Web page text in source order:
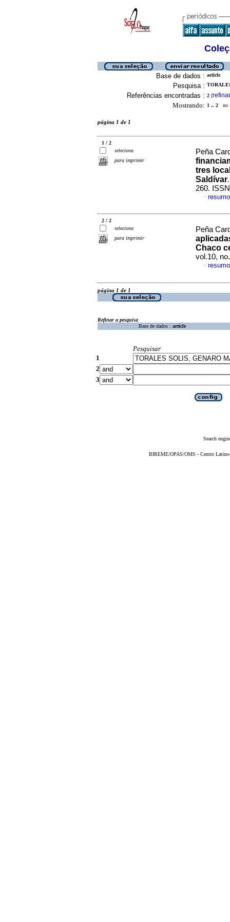
Base de dados : article
Pesquisa :
Referências encontradas : 2 [refinar
Mostrando: 1 .. 2 no
página 1 de 1
1 / 2
seleciona
para imprimir
Peña
tres
Saldívar
260.
·
2 / 2
seleciona
para imprimir
Peña
Chaco
vol.10,
·
página 1 de 1
Refinar a pesquisa
Base de dados : article
Pesquisar
1
2
3
Search
BIREME/OPAS/OMS - Centro Latino-